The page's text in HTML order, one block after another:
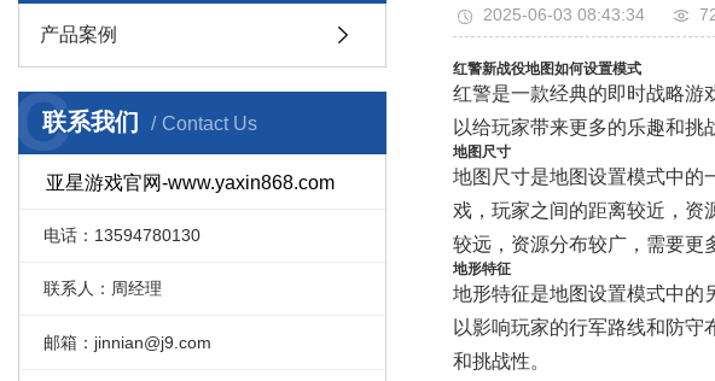
产品案例
联系我们 Contact Us
C
亚星游戏官网-www.yaxin868.com
电话：13594780130
联系人：周经理
邮箱：jinnian@j9.com
2025-06-03 08:43:34
红警新战役地图如何设置模式
红警是一款经典的即时战略游
以给玩家带来更多的乐趣和挑
地图尺寸
地图尺寸是地图设置模式中的
戏，玩家之间的距离较近，资
较远，资源分布较广，需要更
地形特征
地形特征是地图设置模式中的
以影响玩家的行军路线和防
和挑战性。